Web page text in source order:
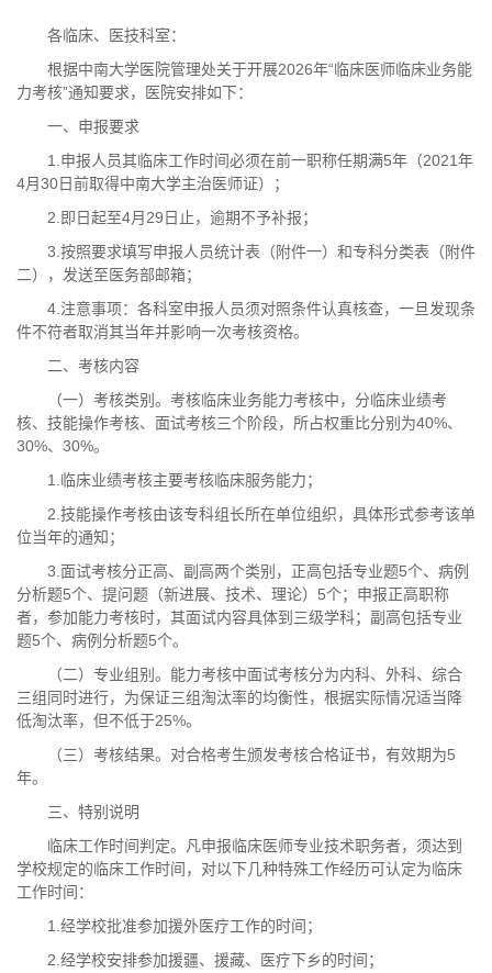
各临床、医技科室：
根据中南大学医院管理处关于开展2026年“临床医师临床业务能
力考核”通知要求，医院安排如下：
一、申报要求
1.申报人员其临床工作时间必须在前一职称任期满5年（2021年
4月30日前取得中南大学主治医师证）；
2.即日起至4月29日止，逾期不予补报；
3.按照要求填写申报人员统计表（附件一）和专科分类表（附件
二），发送至医务部邮箱；
4.注意事项：各科室申报人员须对照条件认真核查，一旦发现条
件不符者取消其当年并影响一次考核资格。
二、考核内容
（一）考核类别。考核临床业务能力考核中，分临床业绩考
核、技能操作考核、面试考核三个阶段，所占权重比分别为40%、
30%、30%。
1.临床业绩考核主要考核临床服务能力；
2.技能操作考核由该专科组长所在单位组织，具体形式参考该单
位当年的通知；
3.面试考核分正高、副高两个类别，正高包括专业题5个、病例
分析题5个、提问题（新进展、技术、理论）5个；申报正高职称
者，参加能力考核时，其面试内容具体到三级学科；副高包括专业
题5个、病例分析题5个。
（二）专业组别。能力考核中面试考核分为内科、外科、综合
三组同时进行，为保证三组淘汰率的均衡性，根据实际情况适当降
低淘汰率，但不低于25%。
（三）考核结果。对合格考生颁发考核合格证书，有效期为5
年。
三、特别说明
临床工作时间判定。凡申报临床医师专业技术职务者，须达到
学校规定的临床工作时间，对以下几种特殊工作经历可认定为临床
工作时间：
1.经学校批准参加援外医疗工作的时间；
2.经学校安排参加援疆、援藏、医疗下乡的时间；